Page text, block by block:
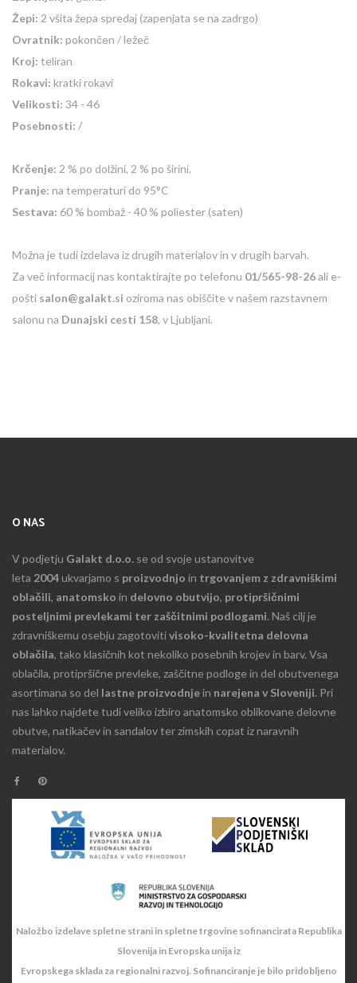
Žepi: 2 všita žepa spredaj (zapenjata se na zadrgo)
Ovratnik: pokončen / ležeč
Kroj: teliran
Rokavi: kratki rokavi
Velikosti: 34 - 46
Posebnosti: /
Krčenje: 2 % po dolžini, 2 % po širini.
Pranje: na temperaturi do 95°C
Sestava: 60 % bombaž - 40 % poliester (saten)
Možna je tudi izdelava iz drugih materialov in v drugih barvah.
Za več informacij nas kontaktirajte po telefonu 01/565-98-26ali e-
pošti salon@galakt.si oziroma nas obiščite v našem razstavnem
salonu na Dunajski cesti 158, v Ljubljani.
O NAS
V podjetju Galakt d.o.o. se od svoje ustanovitve
leta 2004ukvarjamo s proizvodnjo in trgovanjem z zdravniškimi
oblačili, anatomsko in delovno obutvijo, protipršičnimi
posteljnimi prevlekami ter zaščitnimi podlogami. Naš cilj je
zdravniškemu osebju zagotovitivisoko-kvalitetna delovna
oblačila, tako klasičnih kot nekoliko posebnih krojev in barv. Vsa
oblačila, protipršične prevleke, zaščitne podloge in del obutvenega
asortimana so del lastne proizvodnjein narejena v Sloveniji. Pri
nas lahko najdete tudi veliko izbiro anatomsko oblikovane delovne
obutve, natikačev in sandalov ter zimskih copat iz naravnih
materialov.
Naložbo izdelave spletne strani in spletne trgovine sofinancirata Republika
Slovenija in Evropska unija iz
Evropskega sklada za regionalni razvoj. Sofinanciranje je bilo pridobljeno